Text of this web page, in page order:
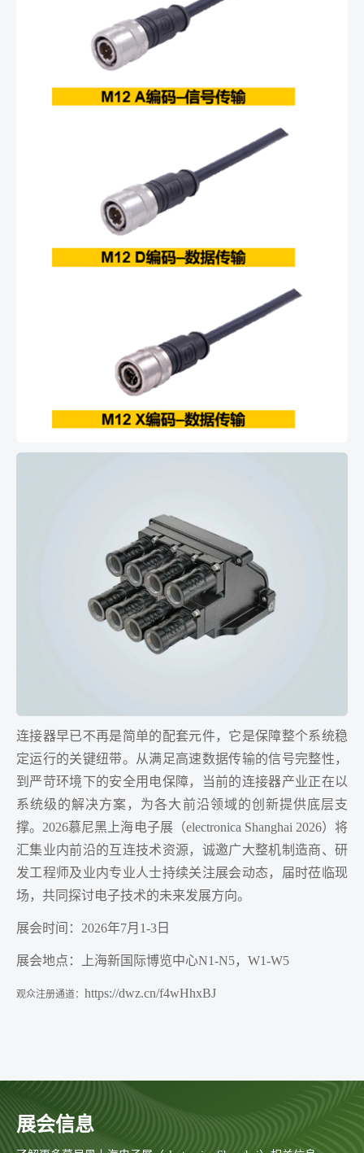
连接器早已不再是简单的配套元件，它是保障整个系统稳
定运行的关键纽带。从满足高速数据传输的信号完整性，
到严苛环境下的安全用电保障，当前的连接器产业正在以
系统级的解决方案，为各大前沿领域的创新提供底层支
撑。2026慕尼黑上海电子展（electronica Shanghai 2026）将
汇集业内前沿的互连技术资源，诚邀广大整机制造商、研
发工程师及业内专业人士持续关注展会动态，届时莅临现
场，共同探讨电子技术的未来发展方向。
展会时间：2026年7月1-3日
展会地点：上海新国际博览中心N1-N5，W1-W5
观众注册通道： https://dwz.cn/f4wHhxBJ
展会信息